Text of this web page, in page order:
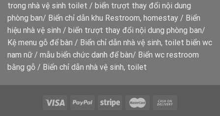
trong nhà vệ sinh toilet / biển trượt thay đổi nội dung
phòng ban/ Biển chỉ dẫn khu Restroom, homestay / Biển
hiệu nhà vệ sinh / biển trượt thay đổi nội dung phòng ban/
Kệ menu gỗ để bàn / Biển chỉ dẫn nhà vệ sinh, toilet biển wc
nam nữ / mẫu biển chức danh để bàn/ Biển wc restroom
bằng gỗ / Biển chỉ dẫn nhà vệ sinh, toilet